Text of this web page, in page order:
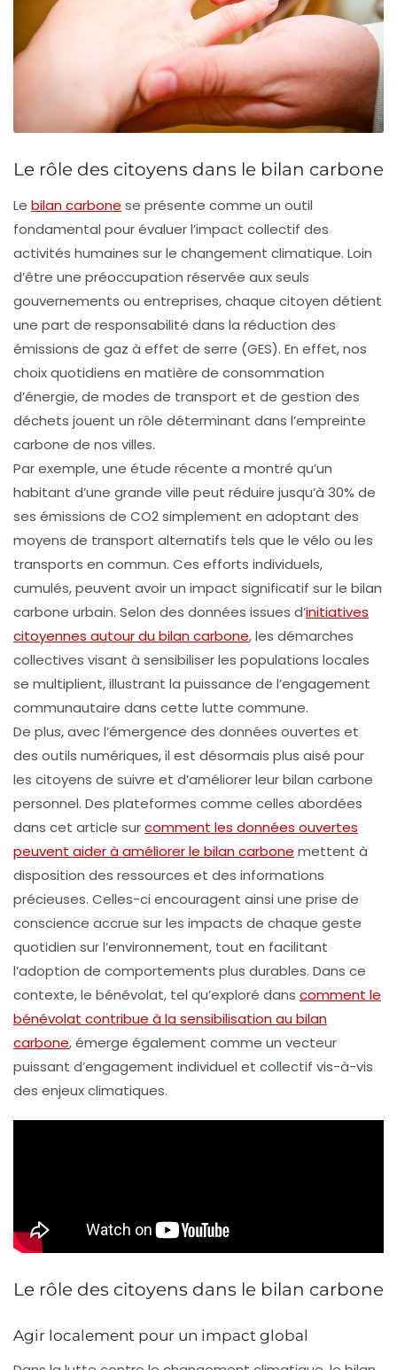
Le rôle des citoyens dans le bilan carbone
Le bilan carbone se présente comme un outil
fondamental pour évaluer l’impact collectif des
activités humaines sur le changement climatique. Loin
d’être une préoccupation réservée aux seuls
gouvernements ou entreprises, chaque citoyen détient
une part de responsabilité dans la réduction des
émissions de gaz à effet de serre (GES). En effet, nos
choix quotidiens en matière de consommation
d’énergie, de modes de transport et de gestion des
déchets jouent un rôle déterminant dans l’empreinte
carbone de nos villes.
Par exemple, une étude récente a montré qu’un
habitant d’une grande ville peut réduire jusqu’à 30% de
ses émissions de CO2 simplement en adoptant des
moyens de transport alternatifs tels que le vélo ou les
transports en commun. Ces efforts individuels,
cumulés, peuvent avoir un impact significatif sur le bilan
carbone urbain. Selon des données issues d’initiatives
citoyennes autour du bilan carbone, les démarches
collectives visant à sensibiliser les populations locales
se multiplient, illustrant la puissance de l’engagement
communautaire dans cette lutte commune.
De plus, avec l’émergence des données ouvertes et
des outils numériques, il est désormais plus aisé pour
les citoyens de suivre et d’améliorer leur bilan carbone
personnel. Des plateformes comme celles abordées
dans cet article surcomment les données ouvertes
peuvent aider à améliorer le bilan carbone mettent à
disposition des ressources et des informations
précieuses. Celles-ci encouragent ainsi une prise de
conscience accrue sur les impacts de chaque geste
quotidien sur l’environnement, tout en facilitant
l’adoption de comportements plus durables. Dans ce
contexte, le bénévolat, tel qu’exploré dans comment le
bénévolat contribue à la sensibilisation au bilan
carbone, émerge également comme un vecteur
puissant d’engagement individuel et collectif vis-à-vis
des enjeux climatiques.
Le rôle des citoyens dans le bilan carbone
Agir localement pour un impact global